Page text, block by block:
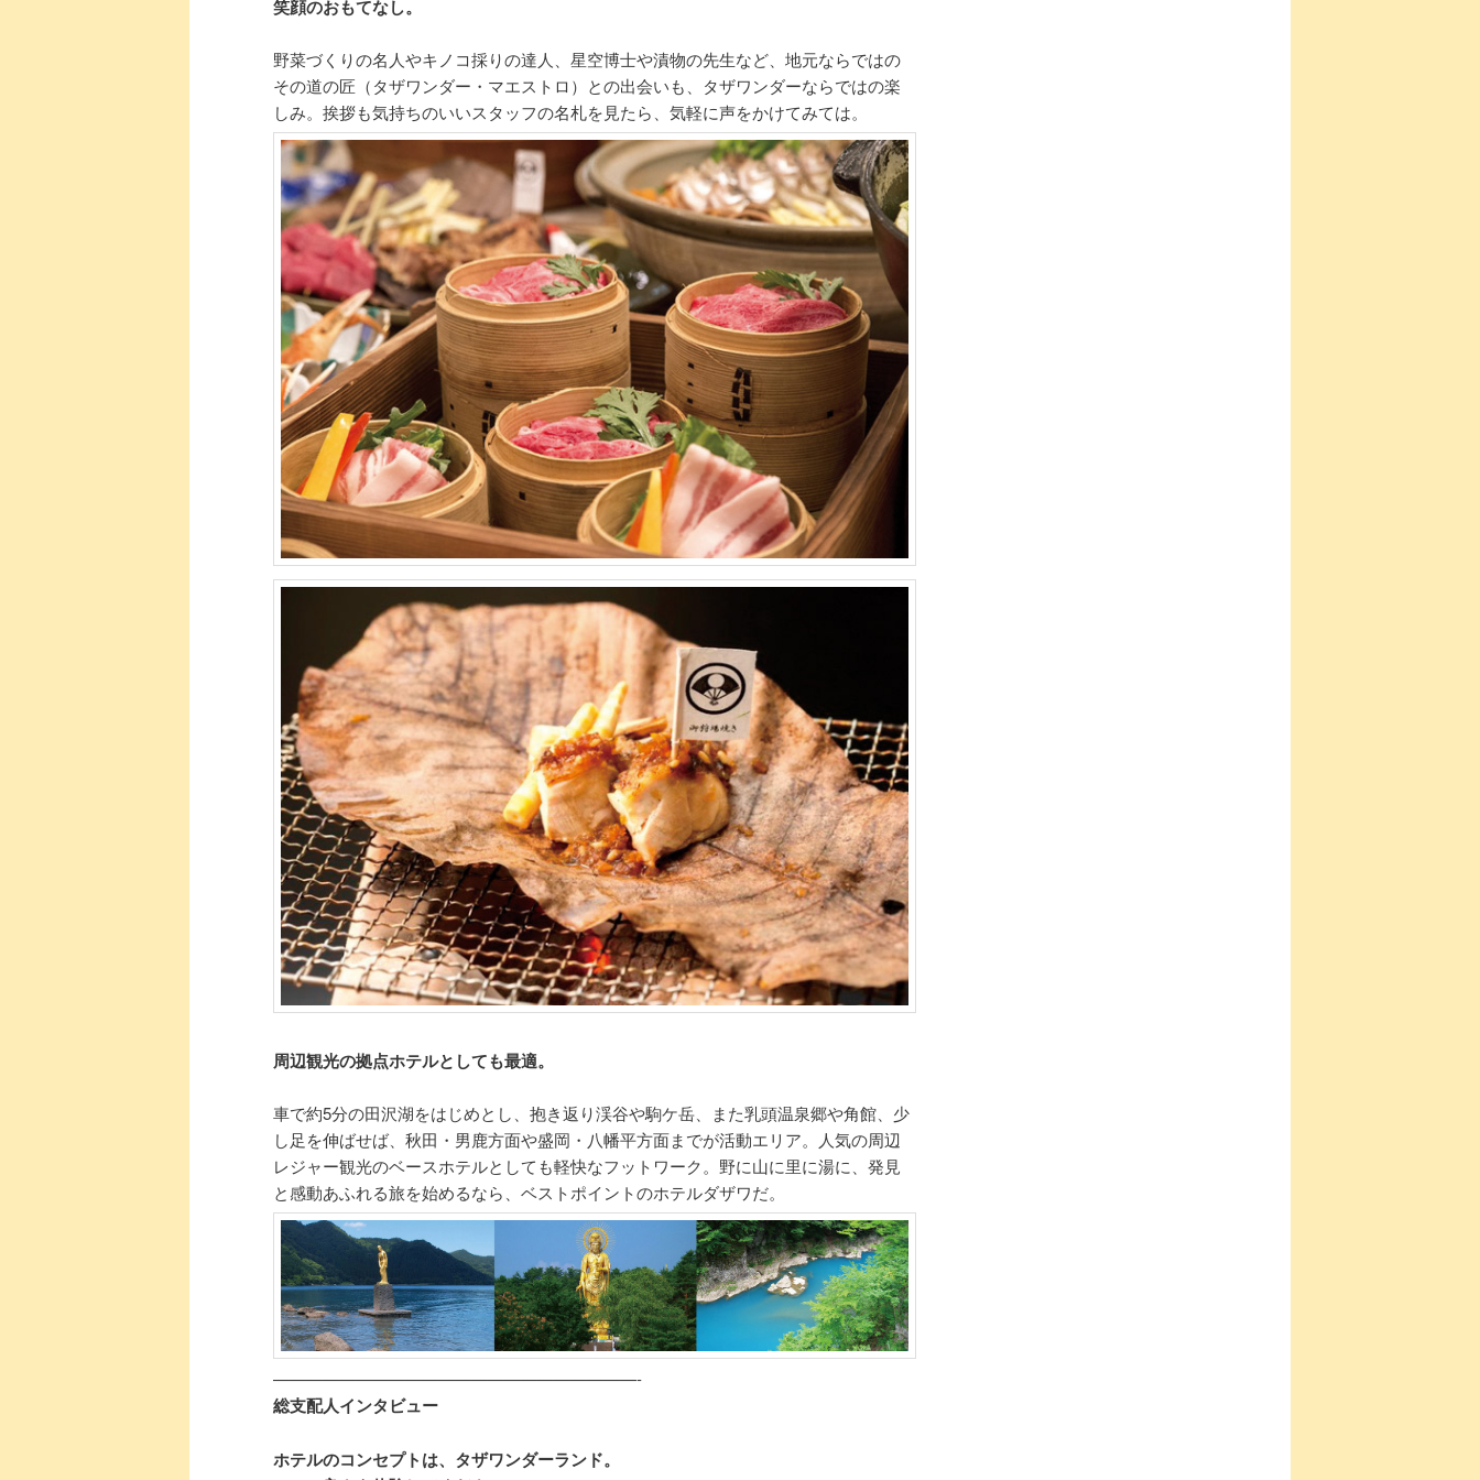
笑顔のおもてなし。
野菜づくりの名人やキノコ採りの達人、星空博士や漬物の先生など、地元ならではの
その道の匠（タザワンダー・マエストロ）との出会いも、タザワンダーならではの楽
しみ。挨拶も気持ちのいいスタッフの名札を見たら、気軽に声をかけてみては。
周辺観光の拠点ホテルとしても最適。
車で約5分の田沢湖をはじめとし、抱き返り渓谷や駒ケ岳、また乳頭温泉郷や角館、少
し足を伸ばせば、秋田・男鹿方面や盛岡・八幡平方面までが活動エリア。人気の周辺
レジャー観光のベースホテルとしても軽快なフットワーク。野に山に里に湯に、発見
と感動あふれる旅を始めるなら、ベストポイントのホテルダザワだ。
——————————————————————-
総支配人インタビュー
ホテルのコンセプトは、タザワンダーランド。